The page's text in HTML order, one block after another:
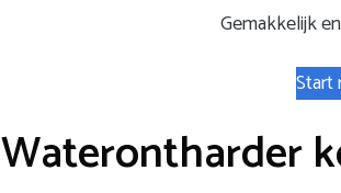
Gemakkelijk
Start
Waterontharder